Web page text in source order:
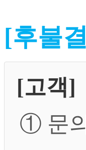
[후불
[고객]
① 문